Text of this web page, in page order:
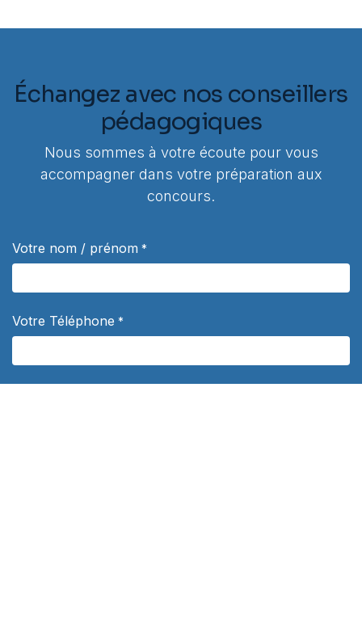
Échangez avec nos conseillers
pédagogiques
Nous sommes à votre écoute pour vous
accompagner dans votre préparation aux
concours.
Votre nom / prénom *
Votre Téléphone *